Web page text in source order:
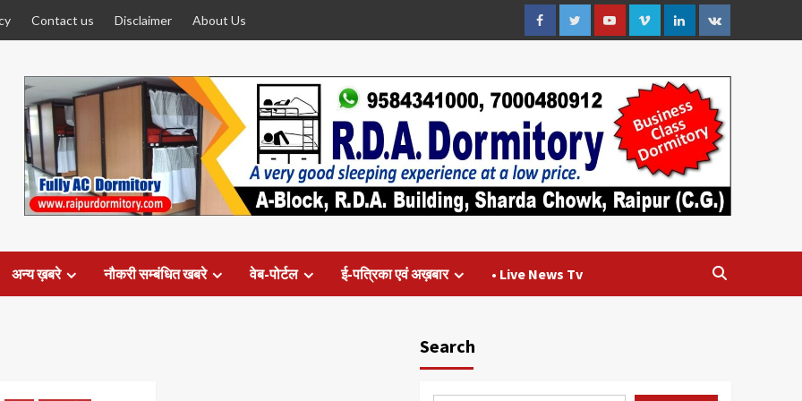
Contact us Disclaimer About Us
FacebookTwitterYoutubeVimeoLinkedin
VK
अन्य ख़बरे नौकरी सम्बंधित खबरे वेब-पोर्टल ई-पत्रिका एवं अख़बार • Live News Tv
Search